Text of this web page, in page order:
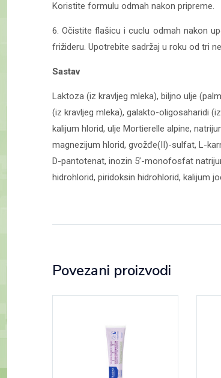
Koristite formulu odmah nakon pripreme.
6. Očistite flašicu i cuclu odmah nakon
frižideru. Upotrebite sadržaj u roku od tri
Sastav
Laktoza (iz kravljeg mleka), biljno ulje
(iz kravljeg mleka), galakto-oligosaharidi
kalijum hlorid, ulje Mortierelle alpine,
magnezijum hlorid, gvožđe(II)-sulfat, L-
D-pantotenat, inozin 5’-monofosfat
hidrohlorid, piridoksin hidrohlorid, kalijum
Povezani proizvodi